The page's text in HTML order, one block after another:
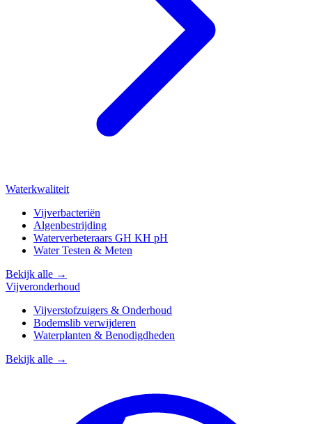
Waterkwaliteit
Vijverbacteriën
Algenbestrijding
Waterverbeteraars GH KH pH
Water Testen & Meten
Bekijk alle →
Vijveronderhoud
Vijverstofzuigers & Onderhoud
Bodemslib verwijderen
Waterplanten & Benodigdheden
Bekijk alle →